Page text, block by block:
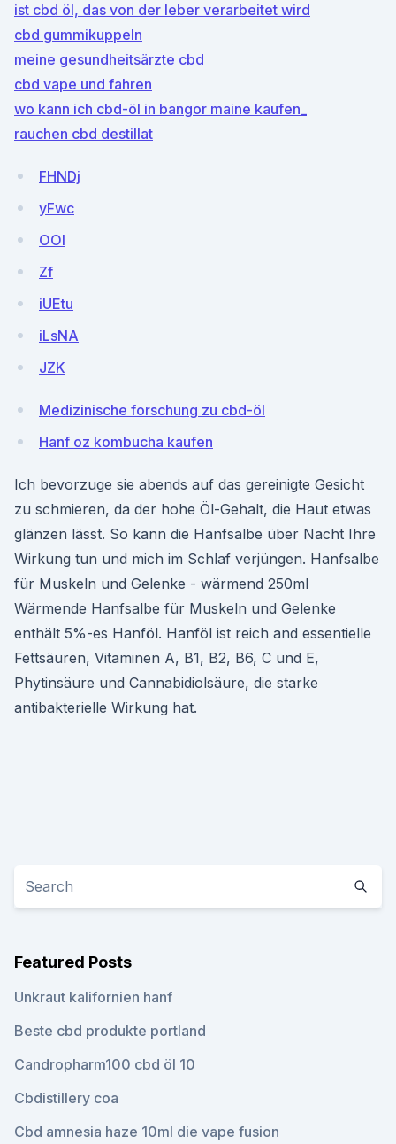
ist cbd öl, das von der leber verarbeitet wird
cbd gummikuppeln
meine gesundheitsärzte cbd
cbd vape und fahren
wo kann ich cbd-öl in bangor maine kaufen_
rauchen cbd destillat
FHNDj
yFwc
OOI
Zf
iUEtu
iLsNA
JZK
Medizinische forschung zu cbd-öl
Hanf oz kombucha kaufen
Ich bevorzuge sie abends auf das gereinigte Gesicht
zu schmieren, da der hohe Öl-Gehalt, die Haut etwas
glänzen lässt. So kann die Hanfsalbe über Nacht Ihre
Wirkung tun und mich im Schlaf verjüngen. Hanfsalbe
für Muskeln und Gelenke - wärmend 250ml
Wärmende Hanfsalbe für Muskeln und Gelenke
enthält 5%-es Hanföl. Hanföl ist reich and essentielle
Fettsäuren, Vitaminen A, B1, B2, B6, C und E,
Phytinsäure und Cannabidiolsäure, die starke
antibakterielle Wirkung hat.
Featured Posts
Unkraut kalifornien hanf
Beste cbd produkte portland
Candropharm100 cbd öl 10
Cbdistillery coa
Cbd amnesia haze 10ml die vape fusion